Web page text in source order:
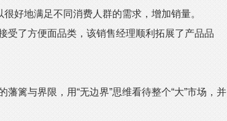
好地满足不同消费人群的需求，增加销量。
了方便面品类，该销售经理顺利拓展了产品品
与界限，用“无边界”思维看待整个“大”市场，并